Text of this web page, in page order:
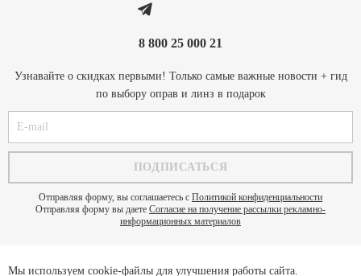
8 800 25 000 21
Узнавайте о скидках первыми! Только самые важные новости + гид
по выбору оправ и линз в подарок
Отправляя форму, вы соглашаетесь с Политикой конфиденциальности
Отправляя форму вы даете Согласие на получение рассылки рекламно-
информационных материалов
Мы используем cookie-файлы для улучшения работы сайта.